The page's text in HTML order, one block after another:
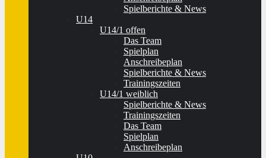
Spielberichte & News
U14
U14/1 offen
Das Team
Spielplan
Anschreibeplan
Spielberichte & News
Trainingszeiten
U14/1 weiblich
Spielberichte & News
Trainingszeiten
Das Team
Spielplan
Anschreibeplan